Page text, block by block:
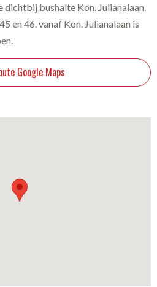
dichtbij bushalte Kon. Julianalaan.
en 46. vanaf Kon. Julianalaan is
Google Maps